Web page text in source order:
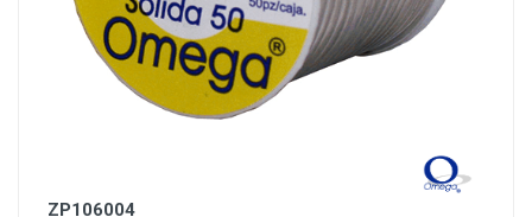
ZP106004